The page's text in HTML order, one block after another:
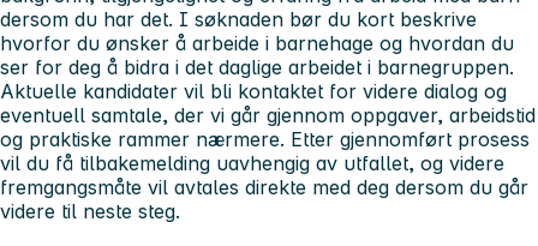
dersom du har det. I søknaden bør du kort beskrive
hvorfor du ønsker å arbeide i barnehage og hvordan du
ser for deg å bidra i det daglige arbeidet i barnegruppen.
Aktuelle kandidater vil bli kontaktet for videre dialog og
eventuell samtale, der vi går gjennom oppgaver, arbeidstid
og praktiske rammer nærmere. Etter gjennomført prosess
vil du få tilbakemelding uavhengig av utfallet, og videre
fremgangsmåte vil avtales direkte med deg dersom du går
videre til neste steg.